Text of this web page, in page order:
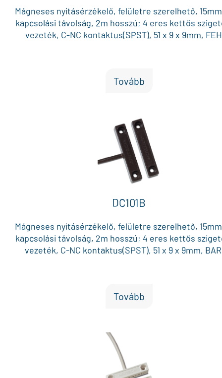
Mágneses nyitásérzékelő, felületre szerelhető,
kapcsolási távolság, 2m hosszú; 4 eres kettős
vezeték, C-NC kontaktus(SPST), 51 x 9 x 9mm,
Tovább
DC101B
Mágneses nyitásérzékelő, felületre szerelhető,
kapcsolási távolság, 2m hosszú; 4 eres kettős
vezeték, C-NC kontaktus(SPST), 51 x 9 x 9mm,
Tovább